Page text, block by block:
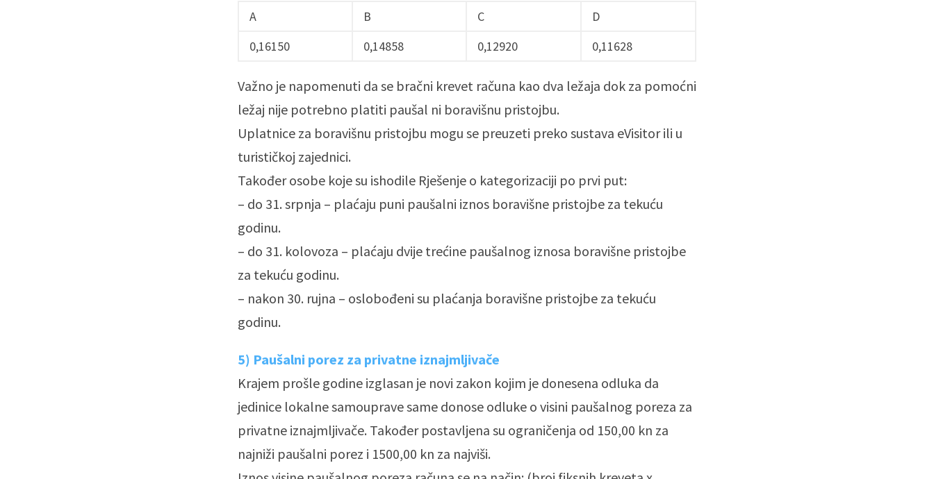
A B C
D
0,16150
0,14858 0,12920 0,11628
Važno je napomenuti da se bračni krevet računa kao dva ležaja dok za pomoćni
ležaj nije potrebno platiti paušal ni boravišnu pristojbu.
Uplatnice za boravišnu pristojbu mogu se preuzeti preko sustava eVisitor ili u
turističkoj zajednici.
Također osobe koje su ishodile Rješenje o kategorizaciji po prvi put:
– do 31. srpnja – plaćaju puni paušalni iznos boravišne pristojbe za tekuću
godinu.
– do 31. kolovoza – plaćaju dvije trećine paušalnog iznosa boravišne pristojbe
za tekuću godinu.
– nakon 30. rujna – oslobođeni su plaćanja boravišne pristojbe za tekuću
godinu.
5) Paušalni porez za privatne iznajmljivače
Krajem prošle godine izglasan je novi zakon kojim je donesena odluka da
jedinice lokalne samouprave same donose odluke o visini paušalnog poreza za
privatne iznajmljivače. Također postavljena su ograničenja od 150,00 kn za
najniži paušalni porez i 1500,00 kn za najviši.